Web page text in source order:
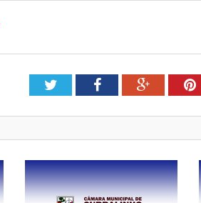
TwitterFacebookGoogle+